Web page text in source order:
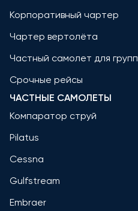
Корпоративный чартер
Чартер вертолёта
Частный самолет для групп
Срочные рейсы
ЧАСТНЫЕ САМОЛЕТЫ
Компаратор струй
Pilatus
Cessna
Gulfstream
Embraer